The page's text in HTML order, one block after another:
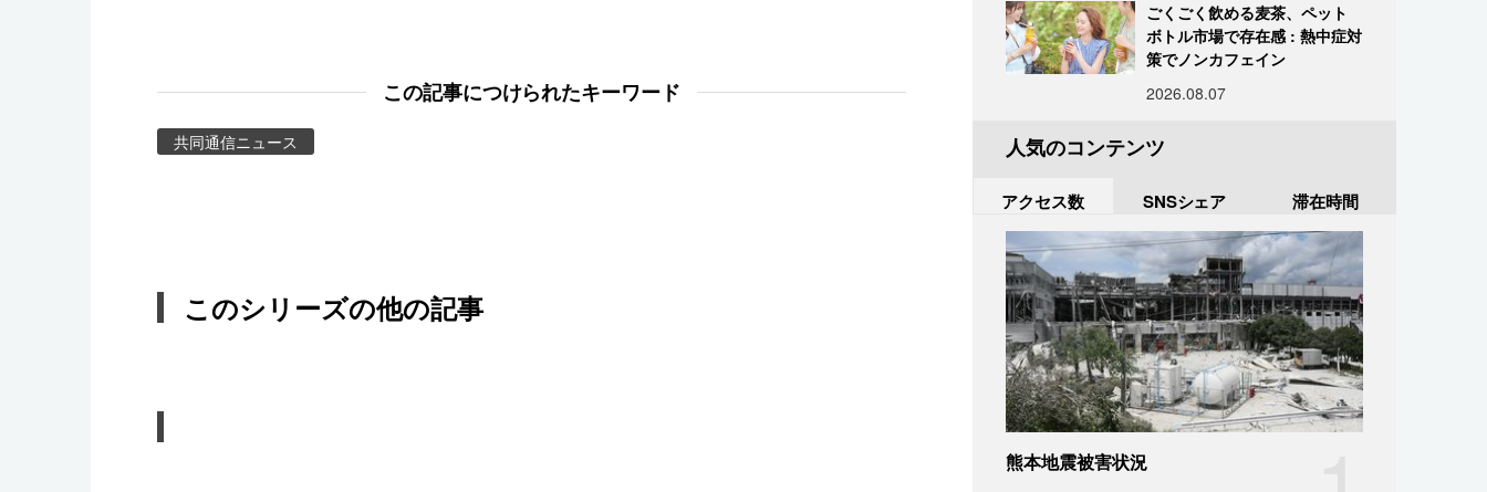
この記事につけられたキーワード
共同通信ニュース
このシリーズの他の記事
ごくごく飲める麦茶、ペット
ボトル市場で存在感 : 熱中症対
策でノンカフェイン
2026.08.07
人気のコンテンツ
アクセス数 SNSシェア 滞在時間
熊本地震被害状況